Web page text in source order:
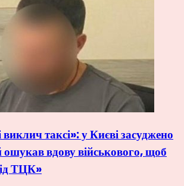
виклич таксі»: у Києві засуджено
вдову військового, щоб
ТЦК»